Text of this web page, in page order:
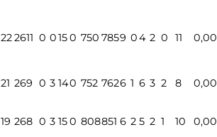
222611 0 0150 750 7859 04 2 0 11 0,00
21 269 0 3 140 752 7626 1 6 3 2 8 0,00
19 268 0 3 150 808851 6 2 5 2 1 10 0,00